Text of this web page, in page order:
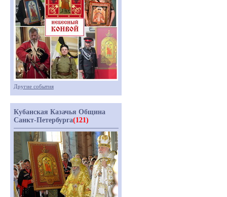
Другие события
Кубанская Казачья Община
Санкт-Петербурга(121)